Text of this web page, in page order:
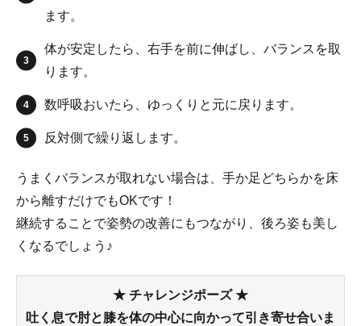
ます。
体が安定したら、右手を前に伸ばし、バランスを取
ります。
数呼吸おいたら、ゆっくりと元に戻ります。
反対側で繰り返します。
うまくバランスが取れない場合は、手か足どちらかを床
から離すだけでもOKです！
継続することで姿勢の改善にもつながり、後ろ姿も美し
くなるでしょう♪
★ チャレンジポーズ ★
吐く息で肘と膝を体の中心に向かって引き寄せ合いま